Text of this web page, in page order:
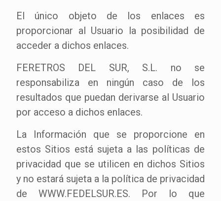
El único objeto de los enlaces es
proporcionar al Usuario la posibilidad de
acceder a dichos enlaces.
FERETROS DEL SUR, S.L. no se
responsabiliza en ningún caso de los
resultados que puedan derivarse al Usuario
por acceso a dichos enlaces.
La Información que se proporcione en
estos Sitios está sujeta a las políticas de
privacidad que se utilicen en dichos Sitios
y no estará sujeta a la política de privacidad
de WWW.FEDELSUR.ES. Por lo que